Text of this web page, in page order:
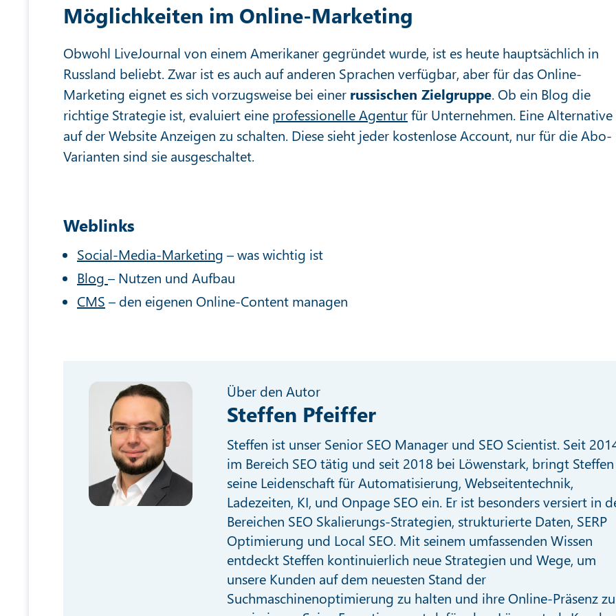
Möglichkeiten im Online-Marketing
Obwohl LiveJournal von einem Amerikaner gegründet wurde, ist es heute hauptsächlich in
Russland beliebt. Zwar ist es auch auf anderen Sprachen verfügbar, aber für das Online-
Marketing eignet es sich vorzugsweise bei einer russischen Zielgruppe. Ob ein Blog die
richtige Strategie ist, evaluiert eine professionelle Agenturfür Unternehmen. Eine Alternative
auf der Website Anzeigen zu schalten. Diese sieht jeder kostenlose Account, nur für die Abo-
Varianten sind sie ausgeschaltet.
Weblinks
Social-Media-Marketing – was wichtig ist
Blog – Nutzen und Aufbau
CMS – den eigenen Online-Content managen
Über den Autor
Steffen Pfeiffer
Steffen ist unser Senior SEO Manager und SEO Scientist. Seit
im Bereich SEO tätig und seit 2018 bei Löwenstark, bringt Steffen
seine Leidenschaft für Automatisierung, Webseitentechnik,
Ladezeiten, KI, und Onpage SEO ein. Er ist besonders versiert in
Bereichen SEO Skalierungs-Strategien, strukturierte Daten, SERP
Optimierung und Local SEO. Mit seinem umfassenden Wissen
entdeckt Steffen kontinuierlich neue Strategien und Wege, um
unsere Kunden auf dem neuesten Stand der
Suchmaschinenoptimierung zu halten und ihre Online-Präsenz zu